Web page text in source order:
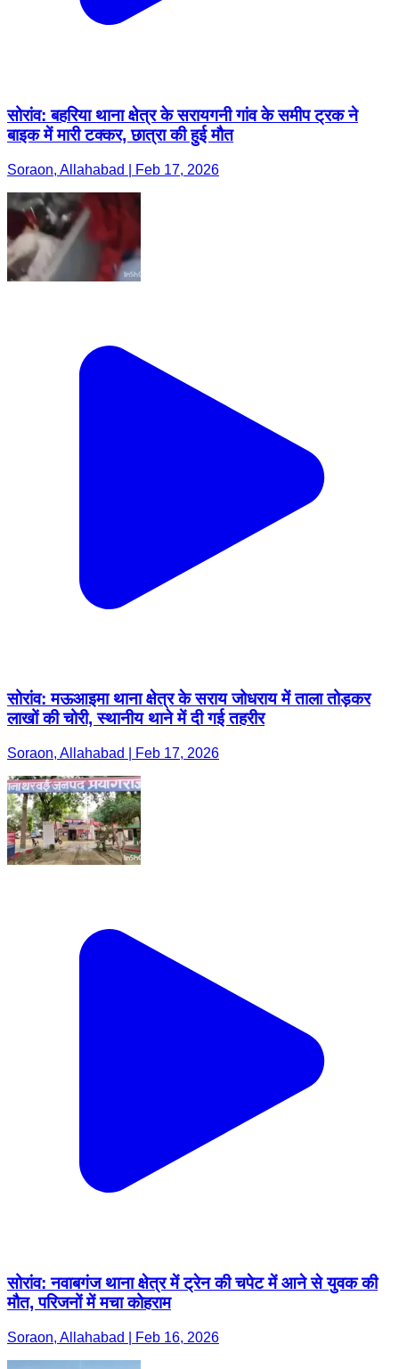
सोरांव: बहरिया थाना क्षेत्र के सरायगनी गांव के समीप ट्रक ने
बाइक में मारी टक्कर, छात्रा की हुई मौत
Soraon, Allahabad | Feb 17, 2026
सोरांव: मऊआइमा थाना क्षेत्र के सराय जोधराय में ताला तोड़कर
लाखों की चोरी, स्थानीय थाने में दी गई तहरीर
Soraon, Allahabad | Feb 17, 2026
सोरांव: नवाबगंज थाना क्षेत्र में ट्रेन की चपेट में आने से युवक की
मौत, परिजनों में मचा कोहराम
Soraon, Allahabad | Feb 16, 2026